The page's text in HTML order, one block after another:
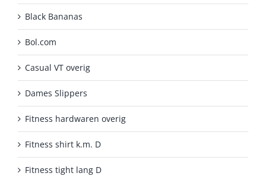
Black Bananas
Bol.com
Casual VT overig
Dames Slippers
Fitness hardwaren overig
Fitness shirt k.m. D
Fitness tight lang D